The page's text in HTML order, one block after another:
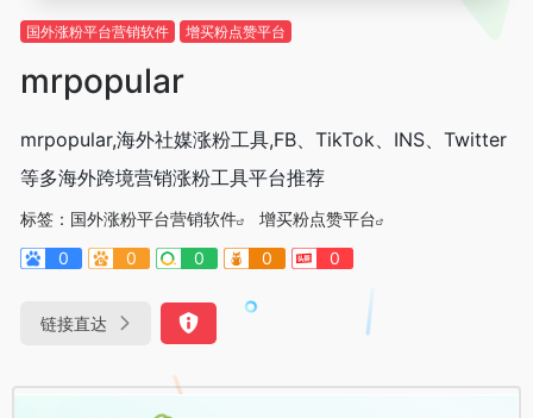
国外涨粉平台营销软件 增买粉点赞平台
mrpopular
mrpopular,海外社媒涨粉工具,FB、TikTok、INS、Twitter
等多海外跨境营销涨粉工具平台推荐
标签： 国外涨粉平台营销软件
增买粉点赞平台
0
0 0 0 0
链接直达